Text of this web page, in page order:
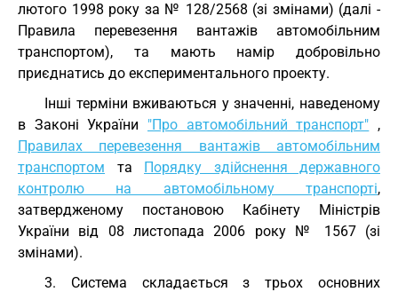
лютого 1998 року за № 128/2568 (зі змінами) (далі -
Правила перевезення вантажів автомобільним
транспортом), та мають намір добровільно
приєднатись до експериментального проекту.
Інші терміни вживаються у значенні, наведеному
в Законі України "Про автомобільний транспорт" ,
Правилах перевезення вантажів автомобільним
транспортом та Порядку здійснення державного
контролю на автомобільному транспорті,
затвердженому постановою Кабінету Міністрів
України від 08 листопада 2006 року № 1567 (зі
змінами).
3. Система складається з трьох основних